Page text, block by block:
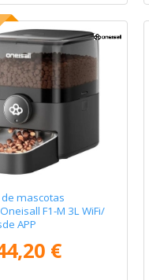
mascotas
F1-M 3L WiFi/
APP
€